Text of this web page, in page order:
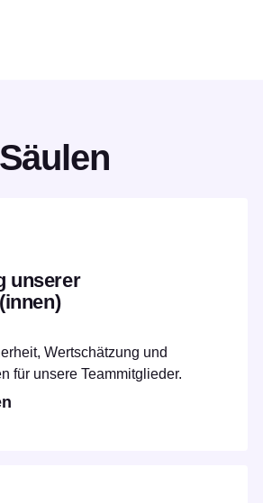
unserer
Wertschätzung und
für unsere Teammitglieder.